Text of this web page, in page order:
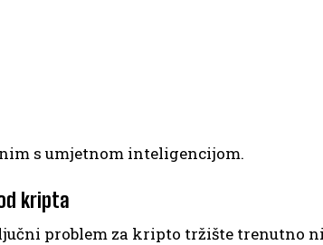
s umjetnom inteligencijom.
kripta
problem za kripto tržište trenutno